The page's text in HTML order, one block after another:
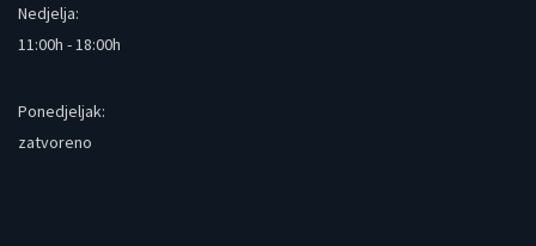
Nedjelja:
11:00h - 18:00h
Ponedjeljak:
zatvoreno